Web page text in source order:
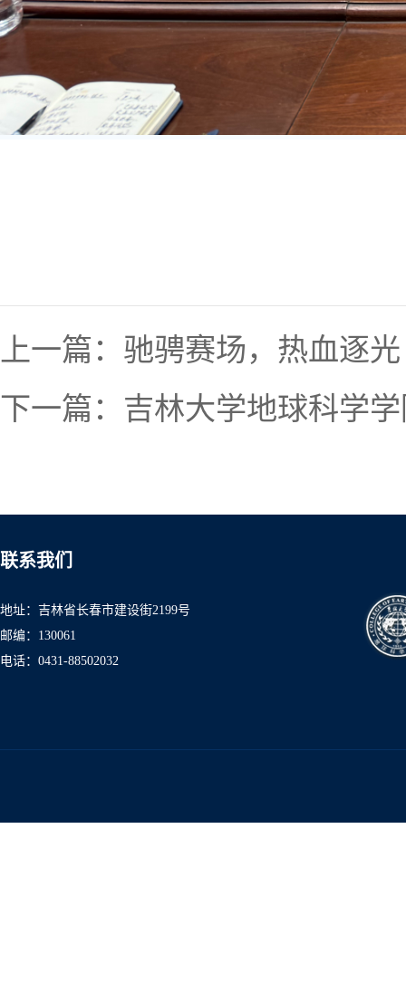
上一篇： 驰骋赛场，热血逐
下一篇： 吉林大学地球科学
联系我们
地址：吉林省长春市建设街2199号
邮编：130061
电话：0431-88502032